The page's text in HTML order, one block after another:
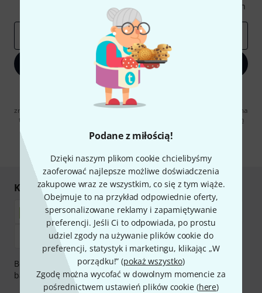
Podane z miłością!
Dzięki naszym plikom cookie chcielibyśmy
zaoferować najlepsze możliwe doświadczenia
zakupowe wraz ze wszystkim, co się z tym wiąże.
Obejmuje to na przykład odpowiednie oferty,
spersonalizowane reklamy i zapamiętywanie
preferencji. Jeśli Ci to odpowiada, po prostu
udziel zgody na używanie plików cookie do
preferencji, statystyk i marketingu, klikając „W
porządku!” (pokaż wszystko)
Zgodę można wycofać w dowolnym momencie za
pośrednictwem ustawień plików cookie (here)
Oferty Spostrzeżenia Thomann
Zapisz się teraz
Klikając na „Zapisz się teraz”, wyrażasz zgodę na otrzymywanie
materialów reklamowych przesyłanych drogą elektroniczną. Możesz
zrezygnować z subskrypcji w dowolnym momencie. Więcej informacji na
temat newslettera można znaleźć w naszych
wytycznych dotyczących
Kupuj i płać bezpiecznie
Bezpieczna płatność przez Za pobraniem, Przelew
bankowy, PayPal, Blik lub Karta kredytowa.